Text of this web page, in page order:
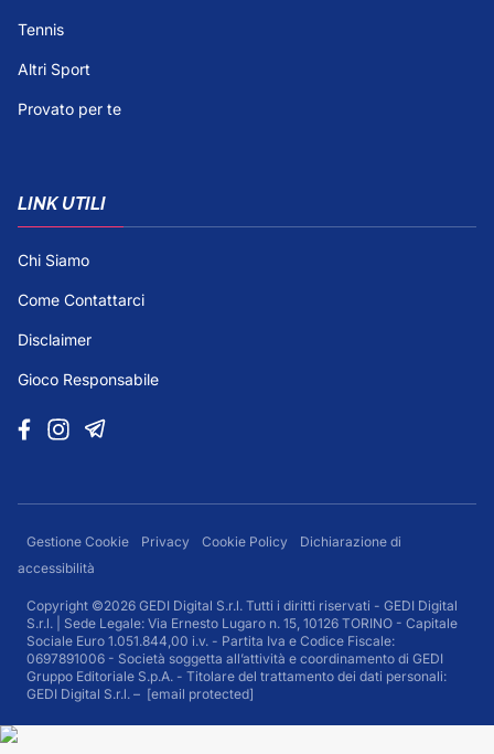
Tennis
Altri Sport
Provato per te
LINK UTILI
Chi Siamo
Come Contattarci
Disclaimer
Gioco Responsabile
Gestione Cookie Privacy Cookie Policy
Dichiarazione di
accessibilità
Copyright ©2026 GEDI Digital S.r.l. Tutti i diritti riservati - GEDI Digital
S.r.l. | Sede Legale: Via Ernesto Lugaro n. 15, 10126 TORINO - Capitale
Sociale Euro 1.051.844,00 i.v. - Partita Iva e Codice Fiscale:
0697891006 - Società soggetta all’attività e coordinamento di GEDI
Gruppo Editoriale S.p.A. - Titolare del trattamento dei dati personali:
GEDI Digital S.r.l. – [email protected]